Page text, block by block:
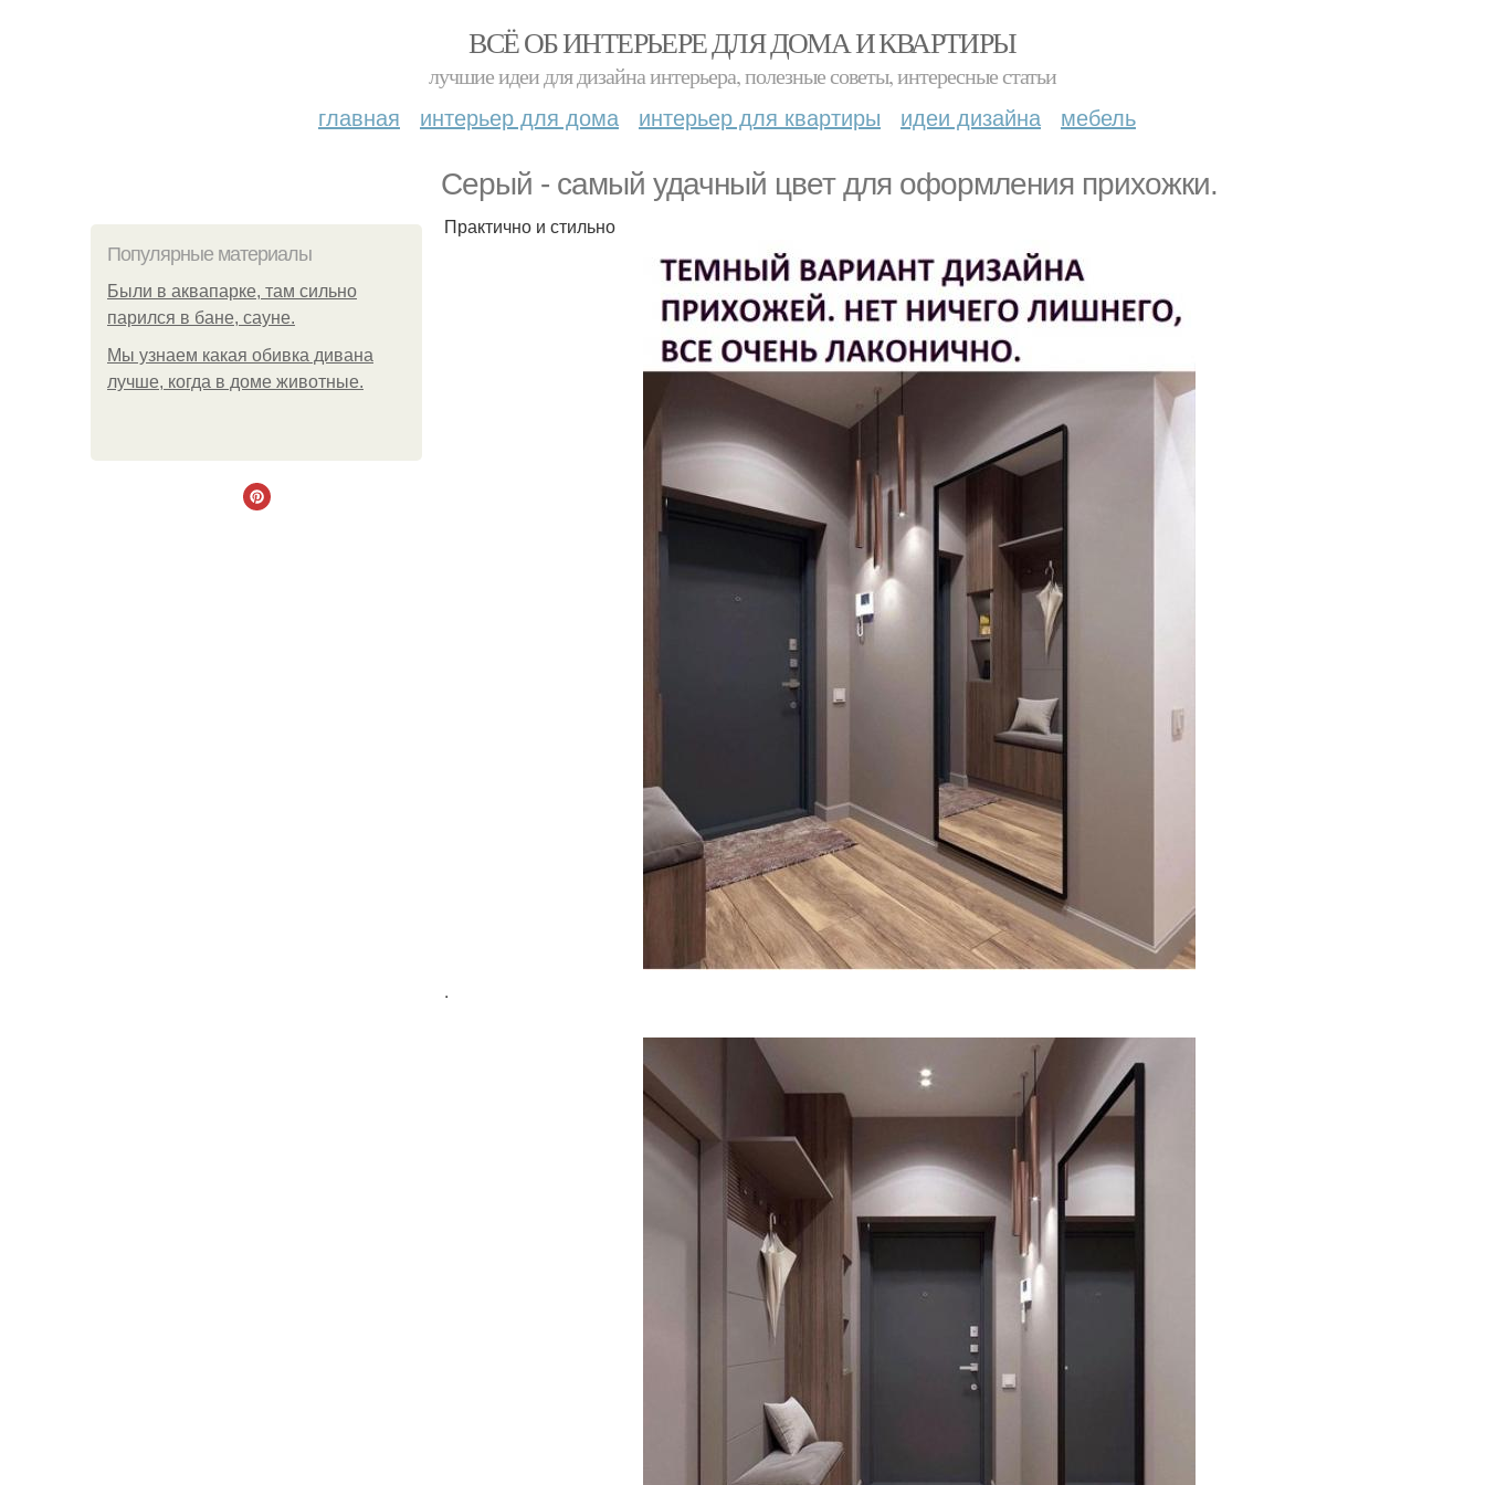
ВСЁ ОБ ИНТЕРЬЕРЕ ДЛЯ ДОМА И КВАРТИРЫ
лучшие идеи для дизайна интерьера, полезные советы, интересные статьи
главная интерьер для дома интерьер для квартиры идеи дизайна мебель
Серый - самый удачный цвет для оформления прихожки.
Популярные материалы
Были в аквапарке, там сильно
парился в бане, сауне.
Мы узнаем какая обивка дивана
лучше, когда в доме животные.
Практично и стильно
.